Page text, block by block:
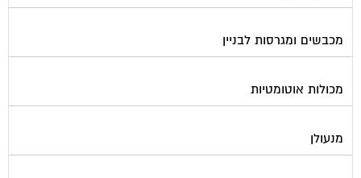
מכבשים ומגרסות לבניין
מכולות אוטומטיות
מנעולן